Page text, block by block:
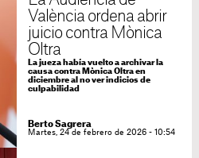
València ordena abrir
juicio contra Mònica
Oltra
La jueza había vuelto a archivar la
causa contra Mònica Oltra en
diciembre al no ver indicios de
culpabilidad
Berto Sagrera
Martes, 24 de febrero de 2026 - 10:54